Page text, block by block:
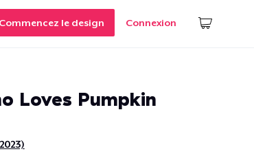
Commencez le design Connexion
Loves Pumpkin